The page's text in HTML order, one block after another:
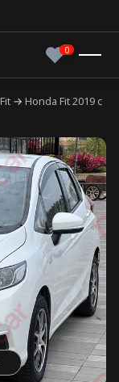
Fit
Honda Fit 2019 с